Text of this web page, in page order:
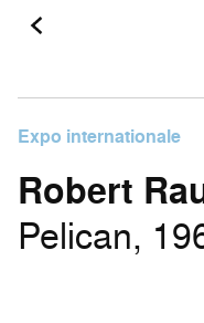
Expo internationale
Robert
Pelican,